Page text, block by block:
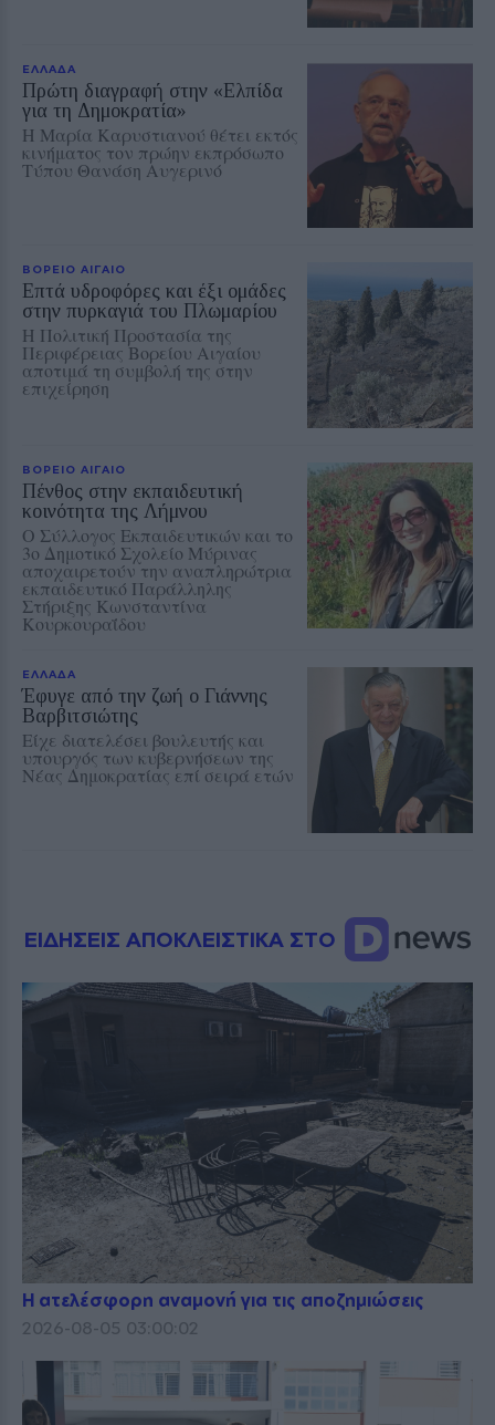
ΕΛΛΑΔΑ
Πρώτη διαγραφή στην «Ελπίδα
για τη Δημοκρατία»
Η Μαρία Καρυστιανού θέτει εκτός
κινήματος τον πρώην εκπρόσωπο
Τύπου Θανάση Αυγερινό
ΒΟΡΕΙΟ ΑΙΓΑΙΟ
Επτά υδροφόρες και έξι ομάδες
στην πυρκαγιά του Πλωμαρίου
Η Πολιτική Προστασία της
Περιφέρειας Βορείου Αιγαίου
αποτιμά τη συμβολή της στην
επιχείρηση
ΒΟΡΕΙΟ ΑΙΓΑΙΟ
Πένθος στην εκπαιδευτική
κοινότητα της Λήμνου
Ο Σύλλογος Εκπαιδευτικών και το
3ο Δημοτικό Σχολείο Μύρινας
αποχαιρετούν την αναπληρώτρια
εκπαιδευτικό Παράλληλης
Στήριξης Κωνσταντίνα
Κουρκουραΐδου
ΕΛΛΑΔΑ
Έφυγε από την ζωή ο Γιάννης
Βαρβιτσιώτης
Είχε διατελέσει βουλευτής και
υπουργός των κυβερνήσεων της
Νέας Δημοκρατίας επί σειρά ετών
ΕΙΔΗΣΕΙΣ ΑΠΟΚΛΕΙΣΤΙΚΑ ΣΤΟ
Η ατελέσφορη αναμονή για τις αποζημιώσεις
2026-08-05 03:00:02